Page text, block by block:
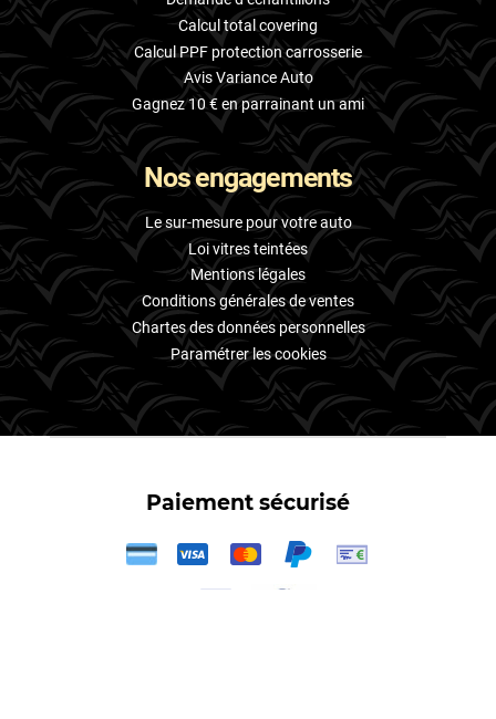
Calcul total covering
Calcul PPF protection carrosserie
Avis Variance Auto
Gagnez 10 € en parrainant un ami
Nos engagements
Le sur-mesure pour votre auto
Loi vitres teintées
Mentions légales
Conditions générales de ventes
Chartes des données personnelles
Paramétrer les cookies
Paiement sécurisé